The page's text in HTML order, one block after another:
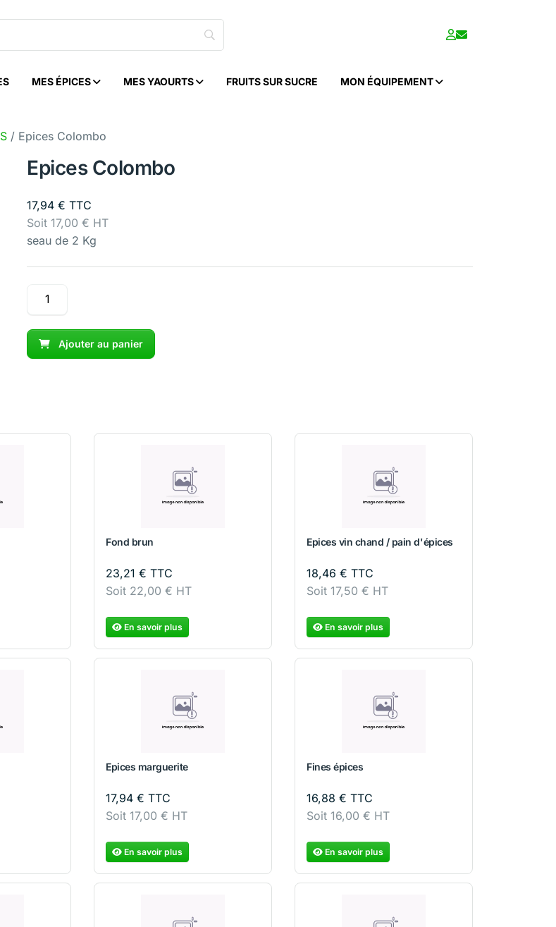
MES ÉPICES MES YAOURTS FRUITS SUR SUCRE MON ÉQUIPEMENT
/ Epices Colombo
Epices Colombo
17,94 € TTC
Soit 17,00 € HT
seau de 2 Kg
quantité
Epices
ColomboAjouter au panier
Fond brun
23,21 € TTC
Soit 22,00 € HT
En savoir plus
Epices vin chand / pain d'épices
18,46 € TTC
Soit 17,50 € HT
En savoir plus
Epices marguerite
17,94 € TTC
Soit 17,00 € HT
En savoir plus
Fines épices
16,88 € TTC
Soit 16,00 € HT
En savoir plus